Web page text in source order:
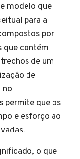
modelo que
para a
por
que contém
de um
de
no
permite que os
e esforço ao
o que